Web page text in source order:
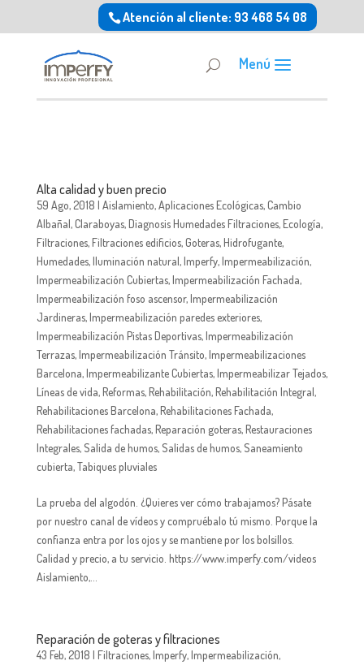
Atención al cliente: 93 468 54 08
Alta calidad y buen precio
59 Ago, 2018 | Aislamiento,Aplicaciones Ecológicas,Cambio
Albañal,Claraboyas,Diagnosis Humedades Filtraciones,Ecología,
Filtraciones,Filtraciones edificios,Goteras,Hidrofugante,
Humedades,Iluminación natural,Imperfy,Impermeabilización,
Impermeabilización Cubiertas,Impermeabilización Fachada,
Impermeabilización foso ascensor,Impermeabilización
Jardineras,Impermeabilización paredes exteriores,
Impermeabilización Pistas Deportivas,Impermeabilización
Terrazas,Impermeabilización Tránsito,Impermeabilizaciones
Barcelona,Impermeabilizante Cubiertas,Impermeabilizar Tejados,
Líneas de vida,Reformas,Rehabilitación,Rehabilitación Integral,
Rehabilitaciones Barcelona,Rehabilitaciones Fachada,
Rehabilitaciones fachadas,Reparación goteras,Restauraciones
Integrales, Salida de humos, Salidas de humos, Saneamiento
cubierta,Tabiques pluviales
La prueba del algodón. ¿Quieres ver cómo trabajamos? Pásate
por nuestro canal de vídeos y compruébalo tú mismo. Porque la
confianza entra por los ojos y se mantiene por los bolsillos.
Calidad y precio, a tu servicio. https://www.imperfy.com/videos
Aislamiento,...
Reparación de goteras y filtraciones
43 Feb, 2018 | Filtraciones,Imperfy,Impermeabilización,